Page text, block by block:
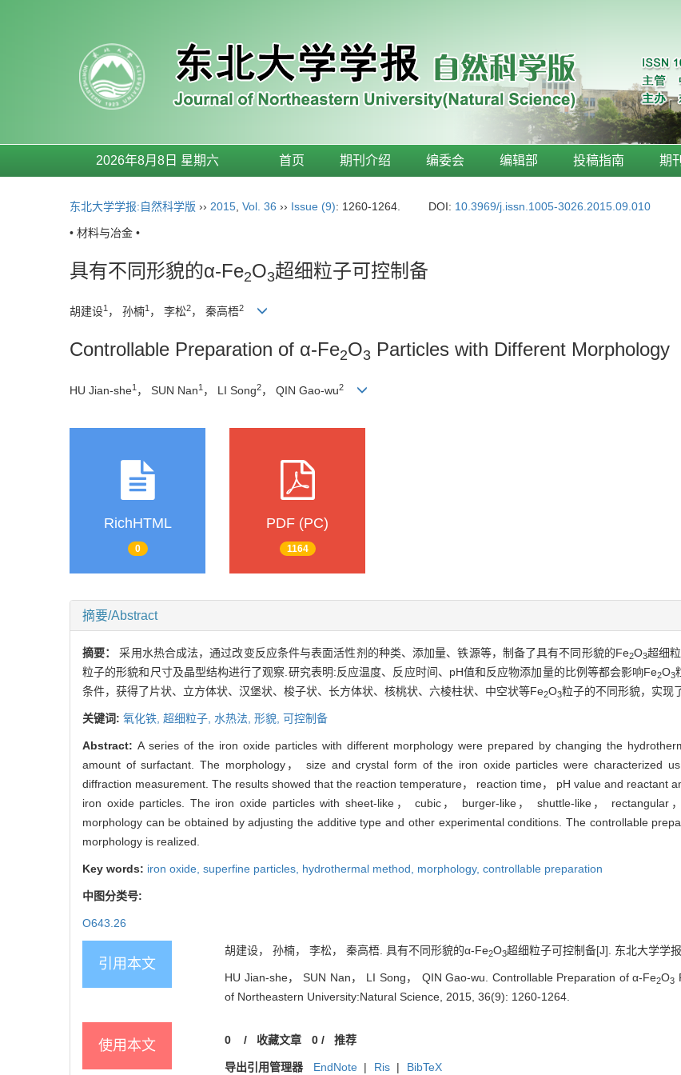
2026年8月8日 星期六 首页 期刊介绍 编委会 编辑部 投稿指南 期
东北大学学报:自然科学版 ›› 2015 Vol. 36 ›› Issue (9): 1260-1264. DOI: 10.3969/j.issn.1005-3026.2015.09.010
• 材料与冶金 •
具有不同形貌的α-Fe2O3超细粒子可控制备
胡建设1 ， 孙楠1 ， 李松2， 秦高梧2
Controllable Preparation of α-Fe2O3 Particles with Different Morphology
HU Jian-she1 ， SUN Nan1 ， LI Song2， QIN Gao-wu2
RichHTML
0
PDF (PC)
1164
摘要/Abstract
摘要：采用水热合成法，通过改变反应条件与表面活性剂的种类、添加量、铁源等，制备了具有不同形貌的Fe2O3超细
粒子的形貌和尺寸及晶型结构进行了观察.研究表明:反应温度、反应时间、pH值和反应物添加量的比例等都会影响Fe2O3
条件，获得了片状、立方体状、汉堡状、梭子状、长方体状、核桃状、六棱柱状、中空状等Fe2O3粒子的不同形貌，实现
关键词: 氧化铁, 超细粒子, 水热法, 形貌, 可控制备
Abstract: A series of the iron oxide particles with different morphology were prepared by changing the
amount of surfactant. The morphology， size and crystal form of the iron oxide particles were characterized
diffraction measurement. The results showed that the reaction temperature， reaction time， pH value and reactant
iron oxide particles. The iron oxide particles with sheet-like， cubic， burger-like， shuttle-like， rectangular
morphology can be obtained by adjusting the additive type and other experimental conditions. The controllable
morphology is realized.
Key words: iron oxide, superfine particles, hydrothermal method, morphology, controllable preparation
中图分类号:
O643.26
引用本文
胡建设， 孙楠， 李松， 秦高梧. 具有不同形貌的α-Fe2O3超细粒子可控制备[J]. 东北大学学
HU Jian-she， SUN Nan， LI Song， QIN Gao-wu. Controllable Preparation of α-Fe2O3
of Northeastern University:Natural Science, 2015, 36(9): 1260-1264.
使用本文 0 / 收藏文章 0/ 推荐
导出引用管理器 EndNote | Ris | BibTeX